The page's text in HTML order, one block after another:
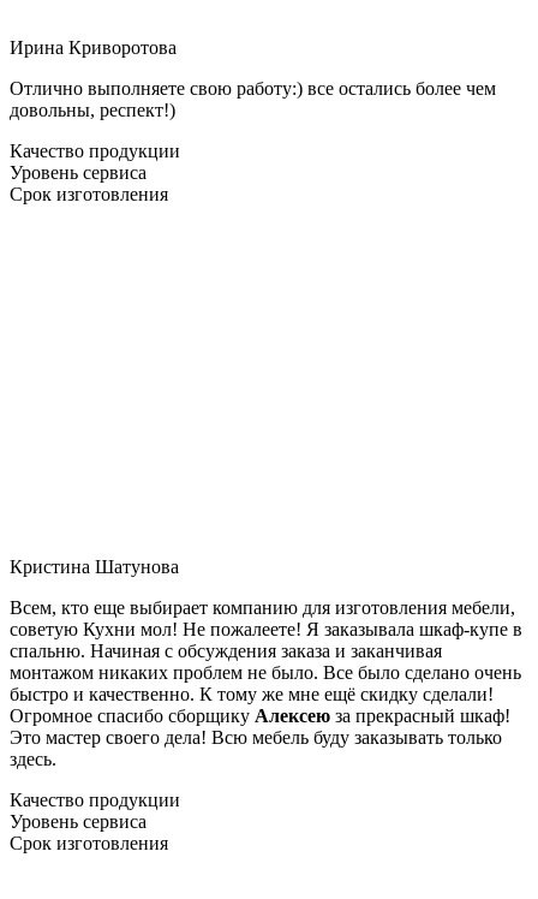
Ирина Криворотова
Отлично выполняете свою работу:) все остались более чем
довольны, респект!)
Качество продукции
Уровень сервиса
Срок изготовления
Кристина Шатунова
Всем, кто еще выбирает компанию для изготовления мебели,
советую Кухни мол! Не пожалеете! Я заказывала шкаф-купе в
спальню. Начиная с обсуждения заказа и заканчивая
монтажом никаких проблем не было. Все было сделано очень
быстро и качественно. К тому же мне ещё скидку сделали!
Огромное спасибо сборщику Алексею за прекрасный шкаф!
Это мастер своего дела! Всю мебель буду заказывать только
здесь.
Качество продукции
Уровень сервиса
Срок изготовления